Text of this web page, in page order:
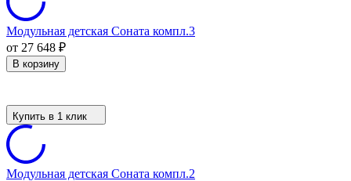
Модульная детская Соната компл.3
от 27 648 ₽
В корзину
Купить в 1 клик
Модульная детская Соната компл.2